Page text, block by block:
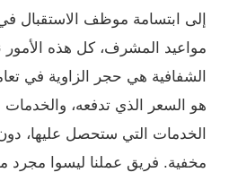
إلى ابتسامة موظف الاستقبال
مواعيد المشرف، كل هذه الأمور
الشفافية هي حجر الزاوية في
هو السعر الذي تدفعه،
الخدمات التي ستحصل عليها،
مخفية. فريق عملنا ليسوا مجرد